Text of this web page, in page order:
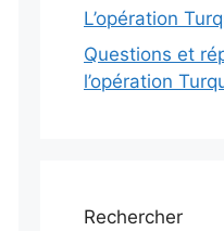
L’opération
Questions et
l’opération
Rechercher